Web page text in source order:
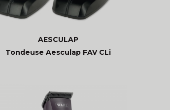
AESCULAP
Tondeuse Aesculap FAV CLi